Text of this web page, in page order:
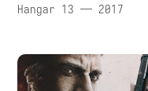
Hangar 13 — 2017